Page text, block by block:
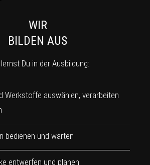
WIR
BILDEN AUS
Du in der Ausbildung:
Werkstoffe auswählen, verarbeiten
bedienen und warten
entwerfen und planen